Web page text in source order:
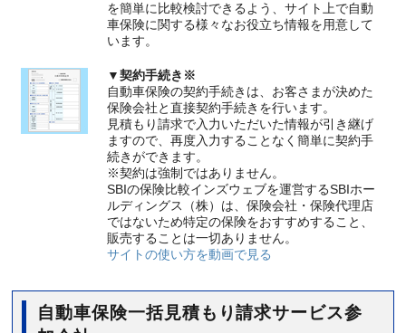
を簡単に比較検討できるよう、サイト上で自動
車保険に関する様々なお役立ち情報を用意して
います。
▼契約手続き※
自動車保険の契約手続きは、お客さまが決めた
保険会社と直接契約手続きを行います。
見積もり請求で入力いただいた情報が引き継げ
ますので、再度入力することなく簡単に契約手
続きができます。
※契約は強制ではありません。
SBIの保険比較インズウェブを運営するSBIホー
ルディングス（株）は、保険会社・保険代理店
ではないため特定の保険をおすすめすること、
販売することは一切ありません。
サイトの使い方を動画で見る
自動車保険一括見積もり請求サービス参